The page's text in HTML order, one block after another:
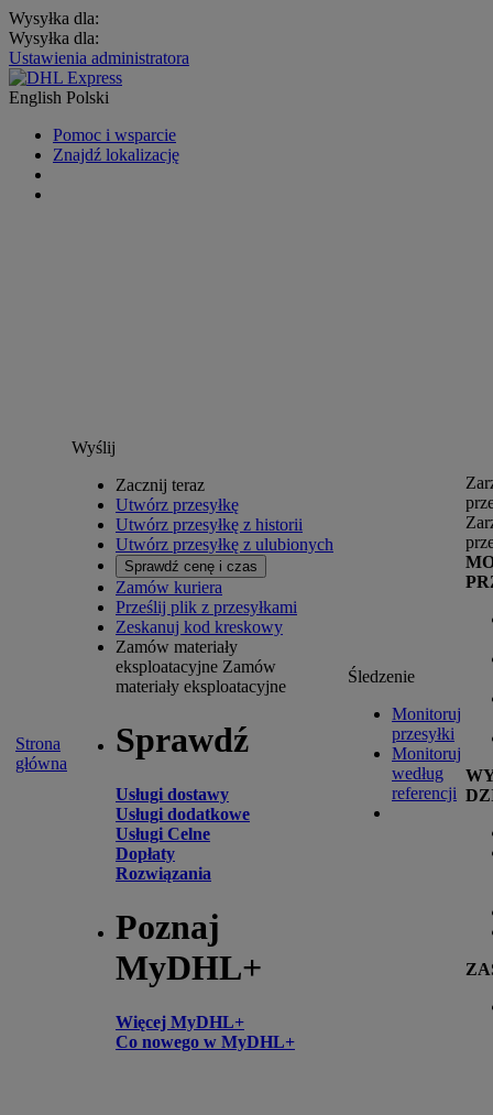
Wysyłka dla:
Wysyłka dla:
Ustawienia administratora
English Polski
Pomoc i wsparcie
Znajdź lokalizację
Strona
główna
Wyślij
Zacznij teraz
Utwórz przesyłkę
Utwórz przesyłkę z historii
Utwórz przesyłkę z ulubionych
Sprawdź cenę i czas
Zamów kuriera
Prześlij plik z przesyłkami
Zeskanuj kod kreskowy
Zamów materiały
eksploatacyjne Zamów
materiały eksploatacyjne
Sprawdź
Usługi dostawy
Usługi dodatkowe
Usługi Celne
Dopłaty
Rozwiązania
Poznaj
MyDHL+
Więcej MyDHL+
Co nowego w MyDHL+
Śledzenie
Monitoruj
przesyłki
Monitoruj
według
referencji